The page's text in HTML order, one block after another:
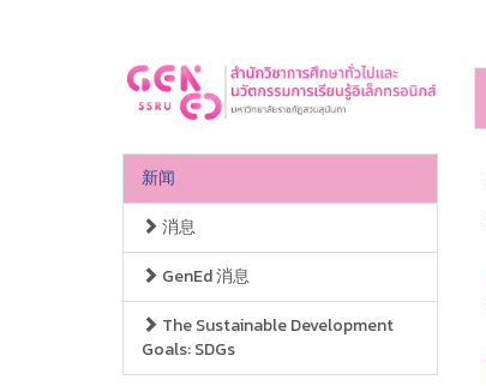
新闻
消息
GenEd 消息
The Sustainable Development
Goals: SDGs